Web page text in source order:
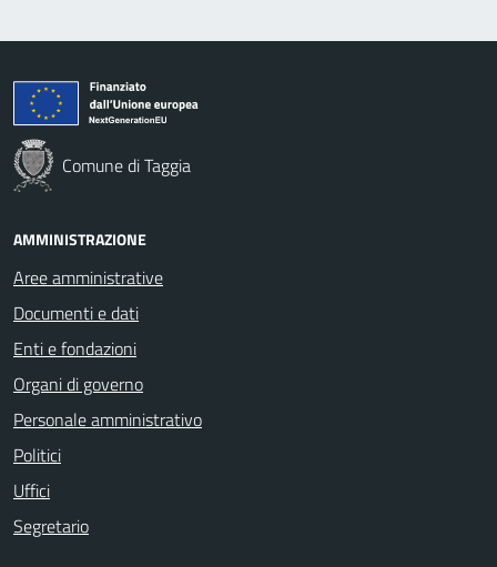
Comune di Taggia
AMMINISTRAZIONE
Aree amministrative
Documenti e dati
Enti e fondazioni
Organi di governo
Personale amministrativo
Politici
Uffici
Segretario